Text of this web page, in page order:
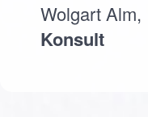
Wolgart Alm,
Konsult